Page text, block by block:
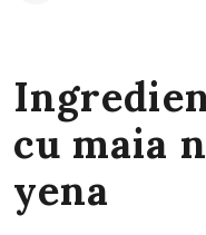
cu maia
yena